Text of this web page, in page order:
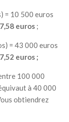
= 10 500 euros
euros ;
= 43 000 euros
euros ;
100 000
à 40 000
obtiendrez